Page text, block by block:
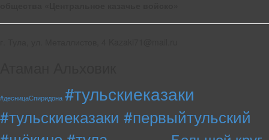
#десницаСпиридона #тульскиеказаки
#тульскиеказаки #первыйтульский